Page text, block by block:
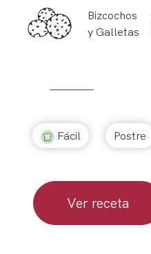
Bizcochos
y Galletas
Fácil Postre
Ver receta